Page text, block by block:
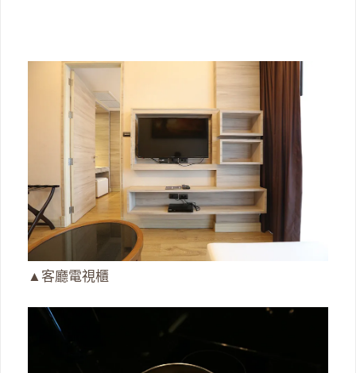
▲客廳電視櫃